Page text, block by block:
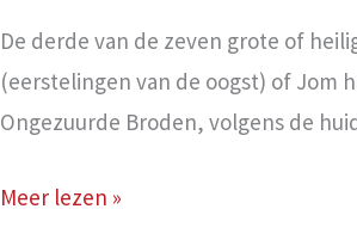
De derde van de zeven grote of
(eerstelingen van de oogst) of Jom
Ongezuurde Broden, volgens de
Een
Meer lezen »